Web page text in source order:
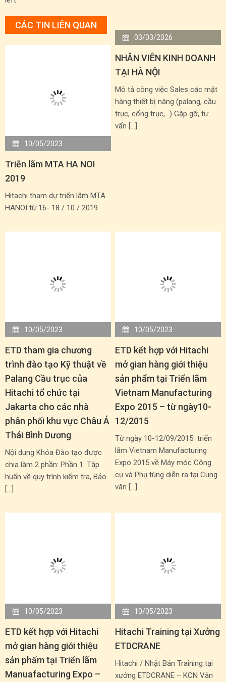
CÁC TIN LIÊN QUAN
10/05/2023
Triễn lãm MTA HA NOI
2019
Hitachi tham dự triển lãm MTA
HANOI từ 16- 18 / 10 / 2019
03/03/2026
NHÂN VIÊN KINH DOANH
TẠI HÀ NỘI
Mô tả công việc Sales các mặt
hàng thiết bị nâng (palang, cầu
trục, cổng trục,…) Gặp gỡ, tư
vấn […]
10/05/2023
ETD tham gia chương
trình đào tạo Kỹ thuật về
Palang Cầu trục của
Hitachi tổ chức tại
Jakarta cho các nhà
phân phối khu vực Châu Á
Thái Bình Dương
Nội dung Khóa Đào tạo được
chia làm 2 phần: Phần 1: Tập
huấn về quy trình kiểm tra, Bảo
[…]
10/05/2023
ETD kết hợp với Hitachi
mở gian hàng giới thiệu
sản phẩm tại Triển lãm
Vietnam Manufacturing
Expo 2015 – từ ngày10-
12/2015
Từ ngày 10-12/09/2015 triển
lãm Vietnam Manufacturing
Expo 2015 về Máy móc Công
cụ và Phụ tùng diễn ra tại Cung
văn […]
10/05/2023
ETD kết hợp với Hitachi
mở gian hàng giới thiệu
sản phẩm tại Triển lãm
Manuafacturing Expo –
10/05/2023
Hitachi Training tại Xưởng
ETDCRANE
Hitachi / Nhật Bản Training tại
xưởng ETDCRANE – KCN Vân